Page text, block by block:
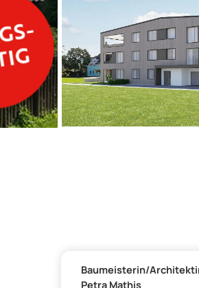
Baumeisterin/
Petra Mathis